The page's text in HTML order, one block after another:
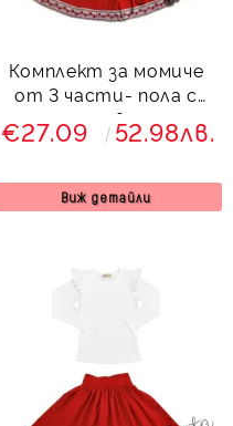
Комплект за момиче
от 3 части- пола с
етно мотиви, риза с
дълъг ръкав с къдрици
€27.09 52.98лв.
Виж детайли